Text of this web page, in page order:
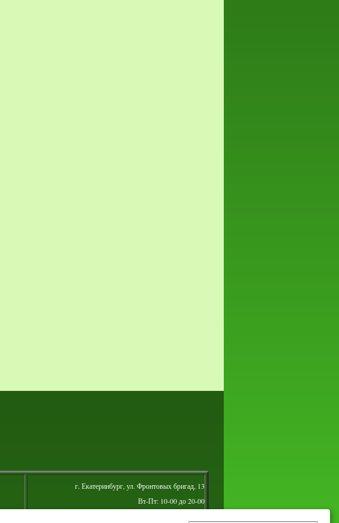
г. Екатеринбург, ул. Фронтовых бригад, 13
Вт-Пт: 10-00 до 20-00